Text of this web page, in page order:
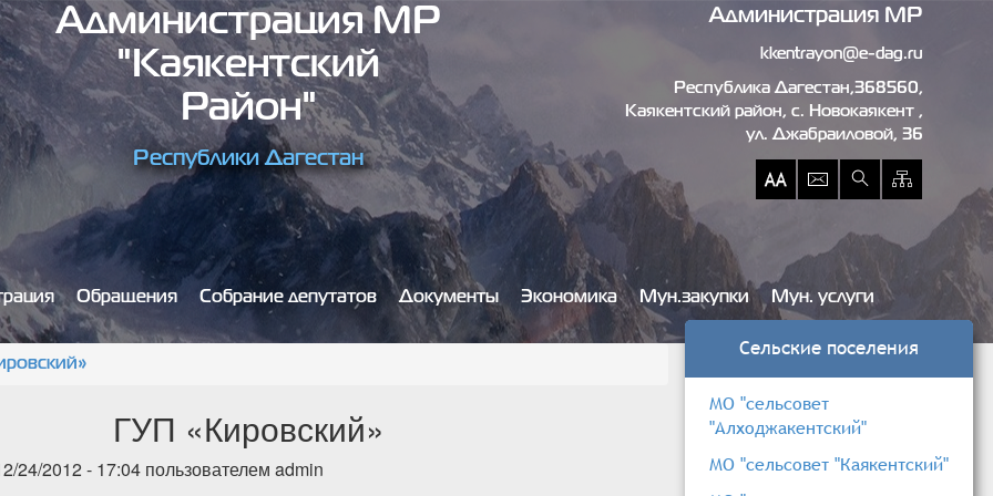
Администрация МР
"Каякентский
Район"
Республики Дагестан
Администрация МР
kkentrayon@e-dag.ru
Республика Дагестан,368560,
Каякентский район, c. Новокаякент ,
ул. Джабраиловой, 36
Обращения Собрание депутатов Документы Экономика Мун.закупки
Мун. услуги
ГУП «Кировский»
24/2012 - 17:04 пользователем admin
Сельские поселения
МО "сельсовет
"Алходжакентский"
МО "сельсовет "Каякентский"